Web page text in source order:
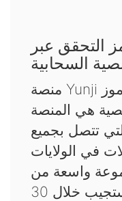
التحقق عبر
السحابية
منصة Yunji السحابية لاستقبال رموز
هي المنصة
تتصل بجميع
في الولايات
واسعة من
أرقام الولايات المتحدة وتستجيب خلال 30